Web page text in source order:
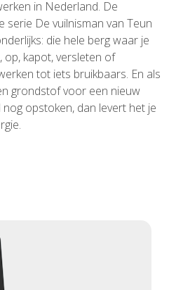
in Nederland. De
serie De vuilnisman van Teun
die hele berg waar je
op, kapot, versleten of
tot iets bruikbaars. En als
grondstof voor een nieuw
opstoken, dan levert het je